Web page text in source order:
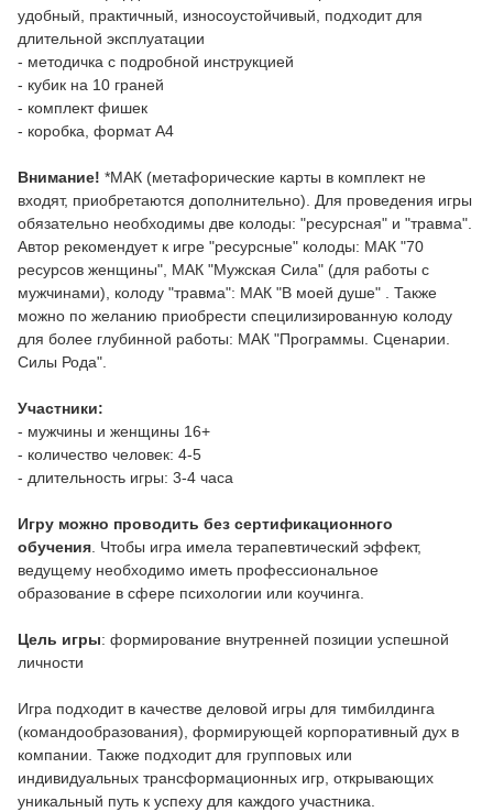
удобный, практичный, износоустойчивый, подходит для
длительной эксплуатации
- методичка с подробной инструкцией
- кубик на 10 граней
- комплект фишек
- коробка, формат А4
Внимание! *МАК (метафорические карты в комплект не
входят, приобретаются дополнительно). Для проведения игры
обязательно необходимы две колоды: "ресурсная" и "травма".
Автор рекомендует к игре "ресурсные" колоды: МАК "70
ресурсов женщины", МАК "Мужская Сила" (для работы с
мужчинами), колоду "травма": МАК "В моей душе" . Также
можно по желанию приобрести специлизированную колоду
для более глубинной работы: МАК "Программы. Сценарии.
Силы Рода".
Участники:
- мужчины и женщины 16+
- количество человек: 4-5
- длительность игры: 3-4 часа
Игру можно проводить без сертификационного
обучения. Чтобы игра имела терапевтический эффект,
ведущему необходимо иметь профессиональное
образование в сфере психологии или коучинга.
Цель игры: формирование внутренней позиции успешной
личности
Игра подходит в качестве деловой игры для тимбилдинга
(командообразования), формирующей корпоративный дух в
компании. Также подходит для групповых или
индивидуальных трансформационных игр, открывающих
уникальный путь к успеху для каждого участника.